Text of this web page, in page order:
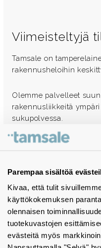
Parempaa sisältöä
Kivaa, että tulit
käyttökokemuksen
olennaisen
tuotekuvastojen
evästeitä myös
Viimeisteltyjä
Tamsale on
rakennusheloihin
Olemme palvelleet
rakennusliikkeitä
sukupolvessa.
Ota yhteyttä - autamme
Tuotekuvastot
Instagram
BIM-objektit
Yhteystiedot